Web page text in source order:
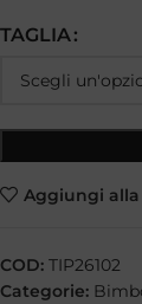
TAGLIA
Aggiungi
COD: TIP26102
Categorie: